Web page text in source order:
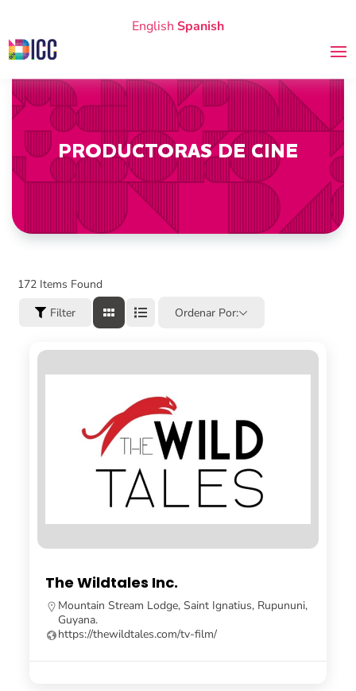
English Spanish
PRODUCTORAS DE CINE
172 Items Found
Filter
Ordenar Por:
The Wildtales Inc.
Mountain Stream Lodge, Saint Ignatius, Rupununi,
Guyana.
https://thewildtales.com/tv-film/